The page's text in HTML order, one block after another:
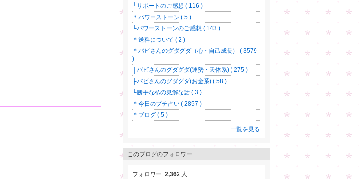
└サポートのご感想 ( 116 )
＊パワーストーン ( 5 )
└パワーストーンのご感想 ( 143 )
＊送料について ( 2 )
＊バビさんのグダグダ（心・自己成長） ( 3579
)
├バビさんのグダグダ(運勢・天体系) ( 275 )
├バビさんのグダグダ(お金系) ( 58 )
└勝手な私の見解な話 ( 3 )
＊今日のプチ占い ( 2857 )
＊ブログ ( 5 )
一覧を見る
このブログのフォロワー
フォロワー: 2,362 人